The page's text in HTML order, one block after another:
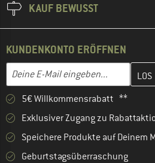
KAUF BEWUSST
KUNDENKONTO ERÖFFNEN
E-Mail-Adresse
Gib hier deine E-Mail-Adresse ein
5€ Willkommensrabatt **
Exklusiver Zugang zu
Speichere Produkte auf Deinem
Geburtstagsüberraschung